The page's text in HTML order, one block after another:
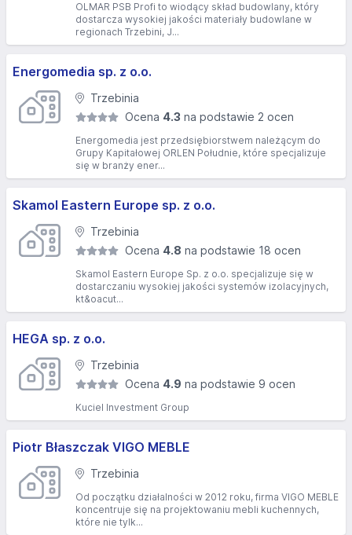
OLMAR PSB Profi to wiodący skład budowlany, który
dostarcza wysokiej jakości materiały budowlane w
regionach Trzebini, J...
Energomedia sp. z o.o.
Trzebinia
Ocena 4.3 na podstawie 2 ocen
Energomedia jest przedsiębiorstwem należącym do
Grupy Kapitałowej ORLEN Południe, które specjalizuje
się w branży ener...
Skamol Eastern Europe sp. z o.o.
Trzebinia
Ocena 4.8 na podstawie 18 ocen
Skamol Eastern Europe Sp. z o.o. specjalizuje się w
dostarczaniu wysokiej jakości systemów izolacyjnych,
kt&oacut...
HEGA sp. z o.o.
Trzebinia
Ocena 4.9 na podstawie 9 ocen
Kuciel Investment Group
Piotr Błaszczak VIGO MEBLE
Trzebinia
Od początku działalności w 2012 roku, firma VIGO MEBLE
koncentruje się na projektowaniu mebli kuchennych,
które nie tylk...